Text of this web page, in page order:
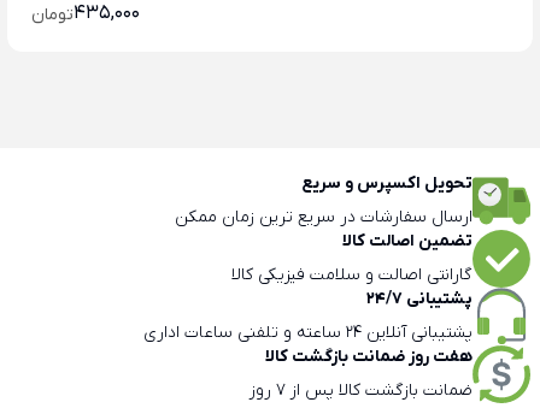
435,000تومان
تحویل اکسپرس و سریع
ارسال سفارشات در سریع ترین زمان ممکن
تضمین اصالت کالا
گارانتی اصالت و سلامت فیزیکی کالا
پشتیبانی 24/7
پشتیبانی آنلاین 24 ساعته و تلفنی ساعات اداری
هفت روز ضمانت بازگشت کالا
ضمانت بازگشت کالا پس از 7 روز